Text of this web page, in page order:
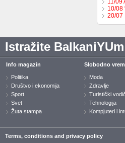
11/09
10/08
20/07
Istražite BalkaniYUm
Info magazin
Politika
Društvo i ekonomija
Sport
Svet
Žuta stampa
Slobodno
Moda
Zdravlje
Turistički vodič
Tehnologija
Kompjuteri i
Terms, conditions and privacy policy